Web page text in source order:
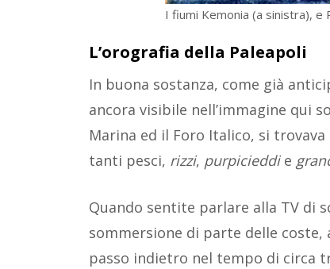
I fiumi Kemonia (a sinistra), e
L’orografia della Paleapoli
In buona sostanza, come già
ancora visibile nell’immagine qui
Marina ed il Foro Italico, si
tanti pesci, rizzi, purpicieddie
Quando sentite parlare alla TV di
sommersione di parte delle coste,
passo indietro nel tempo di circa